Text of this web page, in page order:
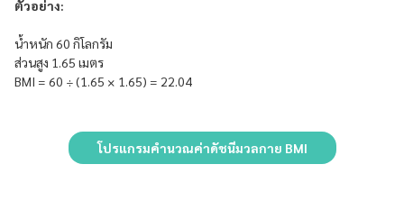
ตัวอย่าง:
น้ำหนัก 60 กิโลกรัม
ส่วนสูง 1.65 เมตร
BMI = 60 ÷ (1.65 × 1.65) = 22.04
โปรแกรมคำนวณค่าดัชนีมวลกาย BMI